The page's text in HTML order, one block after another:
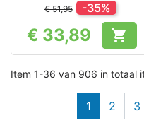
€ 51,95 -35%
Prijs
€ 33,89 
Item 1-36 van 906 in totaal
1 2 3